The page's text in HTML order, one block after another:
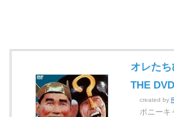
オレた
THE
created by
ポニーキ